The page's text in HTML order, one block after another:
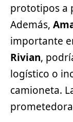
prototipos a
Además,
importante
Rivian,
logístico o
camioneta.